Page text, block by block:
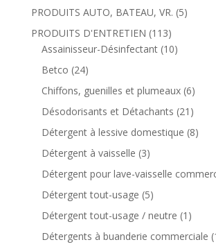
PRODUITS AUTO, BATEAU, VR. (5)
PRODUITS D'ENTRETIEN (113)
Assainisseur-Désinfectant (10)
Betco (24)
Chiffons, guenilles et plumeaux (6)
Désodorisants et Détachants (21)
Détergent à lessive domestique (8)
Détergent à vaisselle (3)
Détergent pour lave-vaisselle
Détergent tout-usage (5)
Détergent tout-usage / neutre (1)
Détergents à buanderie commerciale